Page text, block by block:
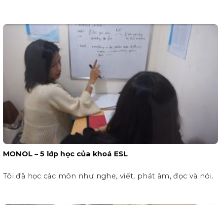
MONOL – 5 lớp học của khoá ESL
Tôi đã học các môn như nghe, viết, phát âm, đọc và nói.